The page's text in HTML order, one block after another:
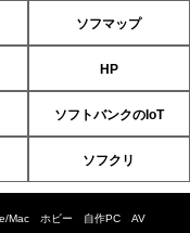
ソフマップ
HP
ソフトバンクのIoT
ソフクリ
Mac ホビー 自作PC AV